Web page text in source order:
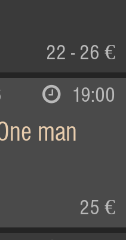
22 - 26 €
19:00
man
25 €